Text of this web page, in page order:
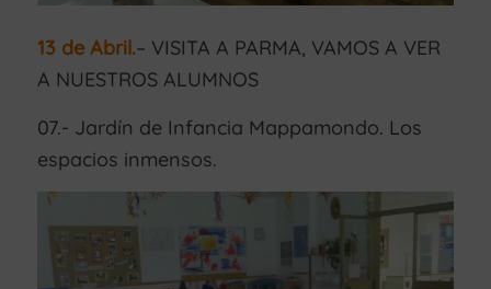
13 de Abril.– VISITA A PARMA, VAMOS A VER
A NUESTROS ALUMNOS
07.- Jardín de Infancia Mappamondo. Los
espacios inmensos.